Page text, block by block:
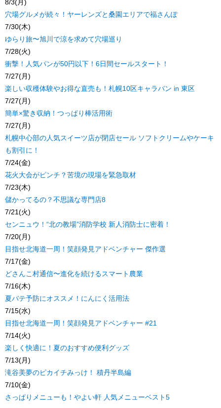
8/3(月)
穴場グルメが続々！ヤーレンズと桑園エリアで福さんぽ
7/30(木)
ゆらり旅〜旭川で涼を求めて穴場巡り
7/28(火)
衝撃！人気パンが50円以下！6日間セールスタート！
7/27(月)
楽しい収穫体験やお得な直売も！札幌10区キャラバン in 東区
7/27(月)
簡単×驚き収納！つっぱり棒活用術
7/27(月)
札幌中心部の人気スイーツ店が閉店セール ソフトクリームやケーキ
も割引に！
7/24(金)
花火大会がピンチ？苦境の現場を緊急取材
7/23(木)
儲かってるの？不思議な専門店8
7/21(火)
センニュウ！“北の教場”消防学校 新人消防士に密着！
7/20(月)
目指せ北海道一周！笑顔発見アドベンチャー 傑作選
7/17(金)
どさんこ村通信〜進化を続けるスマート農業
7/16(木)
夏バテ予防にオススメ！にんにく活用法
7/15(水)
目指せ北海道一周！笑顔発見アドベンチャー #21
7/14(火)
楽しく快適に！夏のおすすめ便利グッズ
7/13(月)
滝谷美夢のピカイチみっけ！ 積丹半島編
7/10(金)
さっぱりメニューも！やよい軒 人気メニューベスト5